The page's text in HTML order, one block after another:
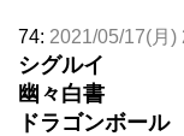
74: 2021/05/17(月)
シグルイ
幽々白書
ドラゴンボール